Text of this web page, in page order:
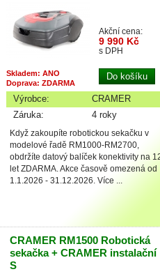
Akční cena:
9 990 Kč
s DPH
Skladem: ANO
Doprava: ZDARMA
Výrobce:
CRAMER
Záruka:
4 roky
Když zakoupíte robotickou sekačku v
modelové řadě RM1000-RM2700,
obdržíte datový balíček konektivity na
let ZDARMA. Akce časově omezená od
1.1.2026 - 31.12.2026. Více ...
CRAMER RM1500 Robotická
sekačka + CRAMER instalační
S